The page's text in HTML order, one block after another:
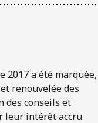
2017 a été marquée,
renouvelée des
des conseils et
leur intérêt accru